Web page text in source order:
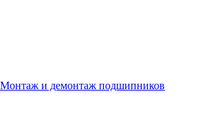
Монтаж и демонтаж подшипников